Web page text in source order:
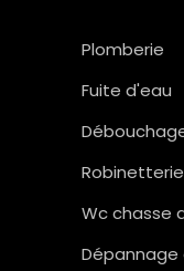
Plomberie
Fuite d'eau
Robinetterie
Wc chasse